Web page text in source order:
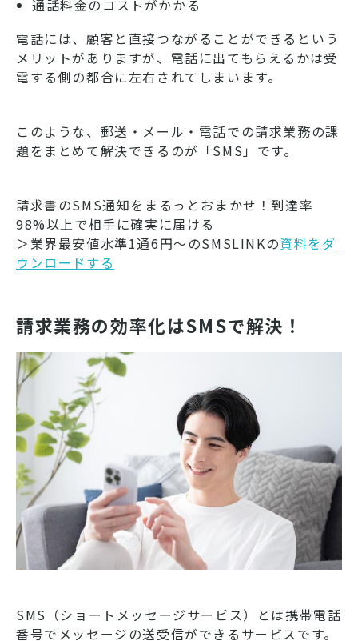
通話料金のコストがかかる
電話には、顧客と直接つながることができるという
メリットがありますが、電話に出てもらえるかは受
電する側の都合に左右されてしまいます。
このような、郵送・メール・電話での請求業務の課
題をまとめて解決できるのが「SMS」です。
請求書のSMS通知をまるっとおまかせ！到達率
98%以上で相手に確実に届ける
＞業界最安値水準1通6円～のSMSLINKの資料をダ
ウンロードする
請求業務の効率化はSMSで解決！
SMS（ショートメッセージサービス）とは携帯電話
番号でメッセージの送受信ができるサービスです。